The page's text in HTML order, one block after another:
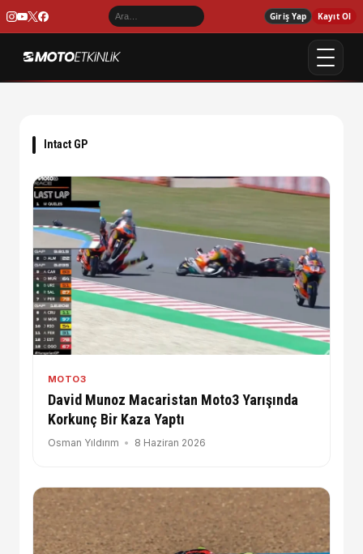
Giriş Yap Kayıt Ol
Intact GP
MOTO3
David Munoz Macaristan Moto3 Yarışında
Korkunç Bir Kaza Yaptı
Osman Yıldırım 8 Haziran 2026